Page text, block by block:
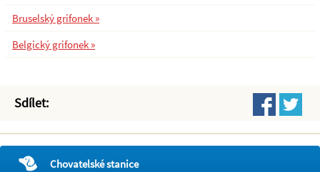
Bruselský grifonek »
Belgický grifonek »
Sdílet:
Chovatelské stanice